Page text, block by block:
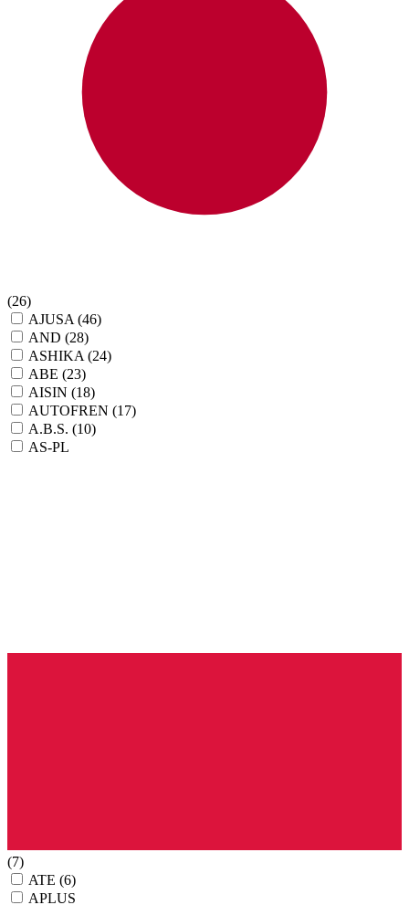
(26)
AJUSA (46)
AND (28)
ASHIKA (24)
ABE (23)
AISIN (18)
AUTOFREN (17)
A.B.S. (10)
AS-PL
(7)
ATE (6)
APLUS